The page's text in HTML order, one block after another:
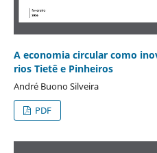
A economia circular como
rios Tietê e Pinheiros
André Buono Silveira
PDF